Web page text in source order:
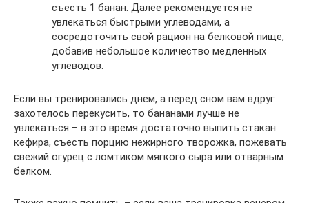
съесть 1 банан. Далее рекомендуется не
увлекаться быстрыми углеводами, а
сосредоточить свой рацион на белковой пище,
добавив небольшое количество медленных
углеводов.
Если вы тренировались днем, а перед сном вам вдруг
захотелось перекусить, то бананами лучше не
увлекаться – в это время достаточно выпить стакан
кефира, съесть порцию нежирного творожка, пожевать
свежий огурец с ломтиком мягкого сыра или отварным
белком.